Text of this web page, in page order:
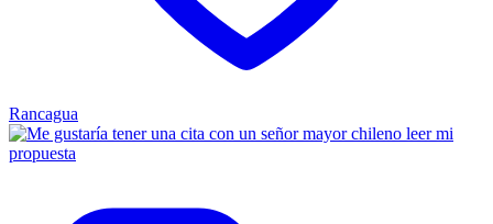
Rancagua